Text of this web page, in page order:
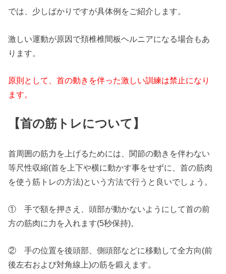
では、少しばかりですが具体例をご紹介します。
激しい運動が原因で頚椎椎間板ヘルニアになる場合もあ
ります。
原則として、首の動きを伴った激しい訓練は禁止になり
ます。
【首の筋トレについて】
首周囲の筋力を上げるためには、関節の動きを伴わない
等尺性収縮(首を上下や横に動かす事をせずに、首の筋肉
を使う筋トレの方法)という方法で行うと良いでしょう。
① 手で額を押さえ、頭部が動かないようにして首の前
方の筋肉に力を入れます(5秒保持)。
② 手の位置を後頭部、側頭部などに移動して全方向(前
後左右および対角線上)の筋を鍛えます。